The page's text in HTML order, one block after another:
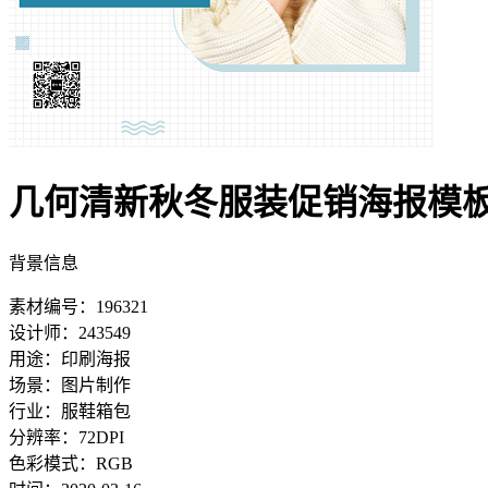
几何清新秋冬服装促销海报模
背景信息
素材编号：196321
设计师：243549
用途：印刷海报
场景：图片制作
行业：服鞋箱包
分辨率：72DPI
色彩模式：RGB